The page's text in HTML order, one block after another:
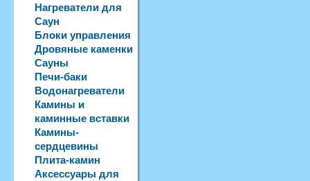
Нагреватели для
Саун
Блоки управления
Дровяные каменки
Сауны
Печи-баки
Водонагреватели
Камины и
каминные вставки
Камины-
сердцевины
Плита-камин
Аксессуары для